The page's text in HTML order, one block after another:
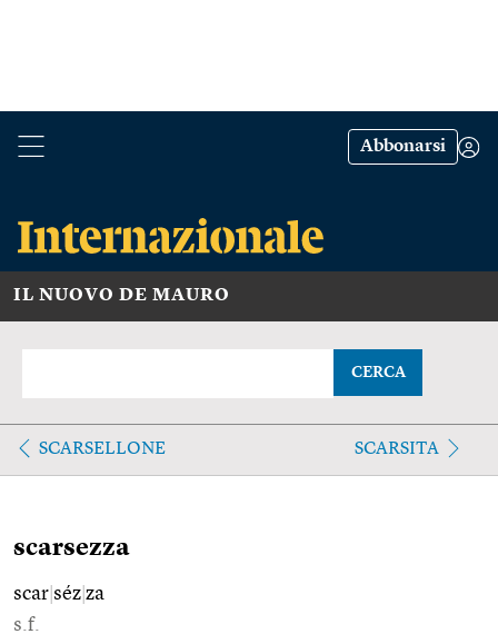
Abbonarsi
IL NUOVO DE MAURO
CERCA
SCARSELLONE SCARSITA
scarsezza
scar séz za
s.f.